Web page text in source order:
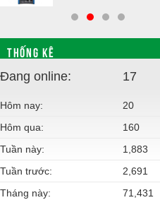
THỐNG KÊ
Đang online: 17
Hôm nay:
20
Hôm qua:
160
Tuần này:
1,883
Tuần trước:
2,691
Tháng này:
71,431